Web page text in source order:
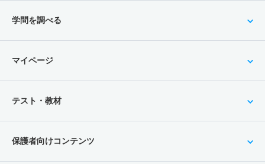
学問を調べる
マイページ
テスト・教材
保護者向けコンテンツ